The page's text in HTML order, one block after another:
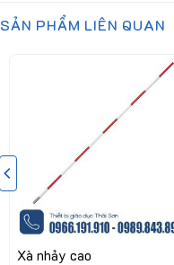
Hệ thống cảm biến bao gồm:
Cảm biến đo độ pH
Cảm biến ánh sáng
SẢN PHẨM LIÊN QUAN
Xà nhảy cao